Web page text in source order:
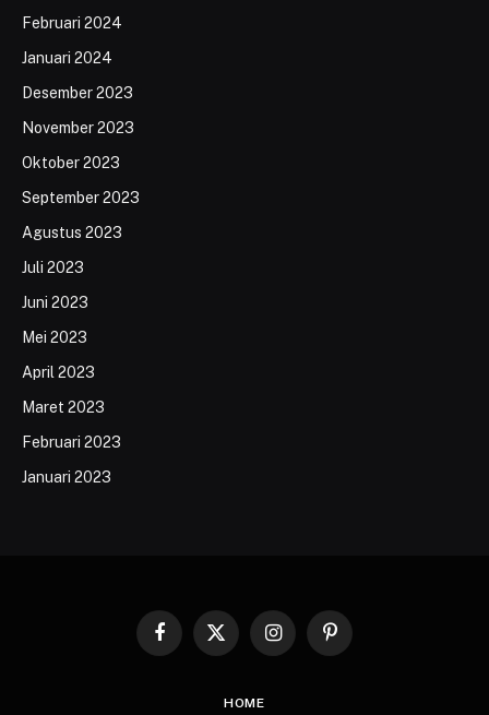
Februari 2024
Januari 2024
Desember 2023
November 2023
Oktober 2023
September 2023
Agustus 2023
Juli 2023
Juni 2023
Mei 2023
April 2023
Maret 2023
Februari 2023
Januari 2023
Facebook
X
InstagramPinterest
HOME